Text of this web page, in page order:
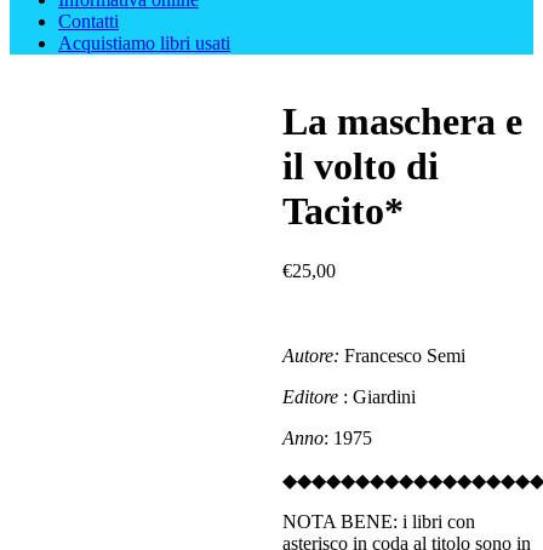
Contatti
Acquistiamo libri usati
La maschera e
il volto di
Tacito*
€25,00
Autore: Francesco Semi
Editore: Giardini
Anno: 1975
NOTA BENE: i libri con
asterisco in coda al titolo sono in